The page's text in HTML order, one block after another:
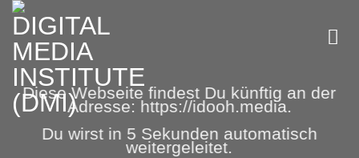
Skip
content
Diese Webseite findest Du künftig an der
Adresse: https://idooh.media.
Du wirst in 5 Sekunden automatisch
weitergeleitet.